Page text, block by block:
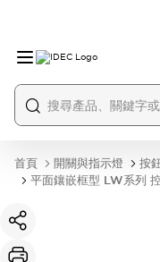
首頁 開關與指示燈 按
平面鑲嵌框型 LW系列